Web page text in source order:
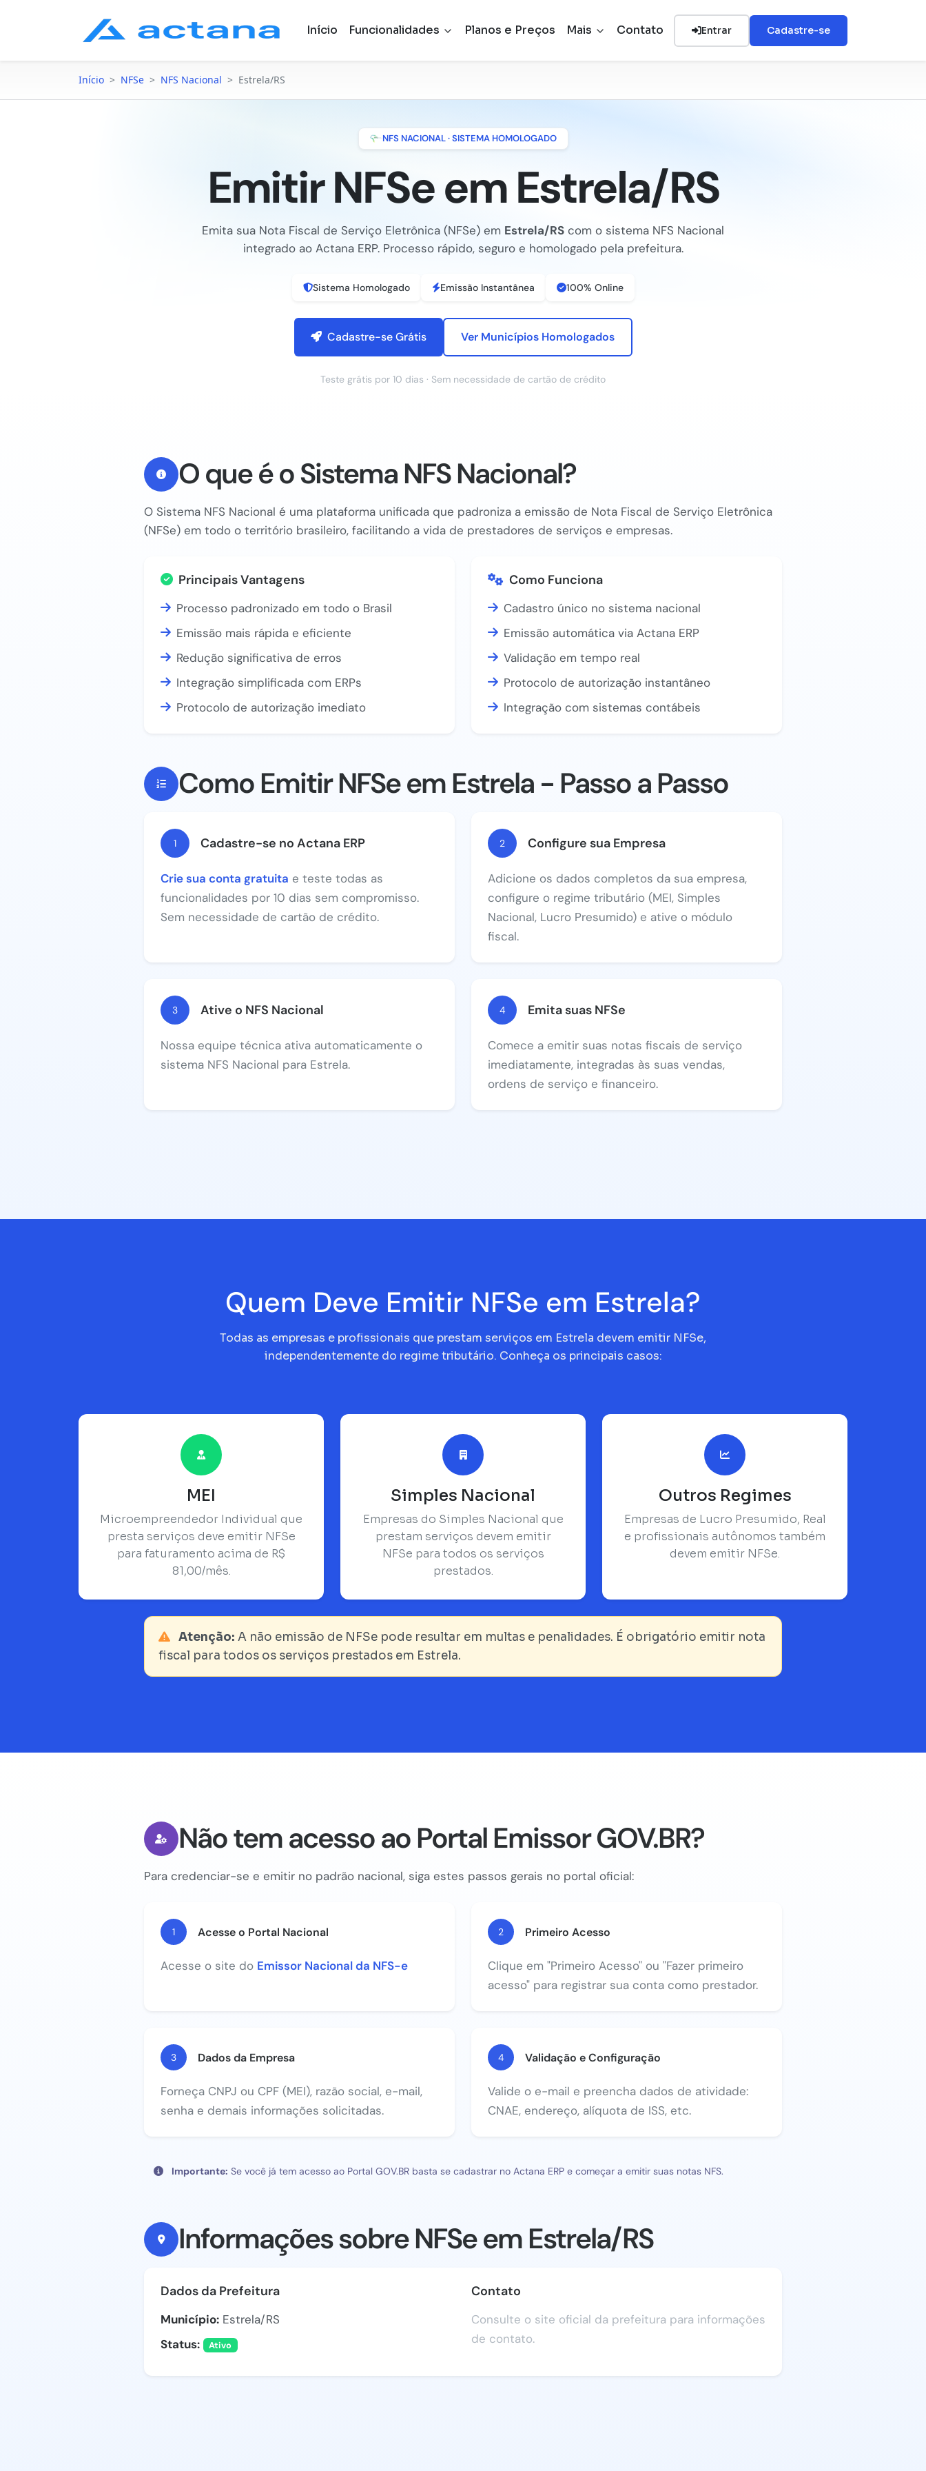
Início Funcionalidades Planos e Preços Mais Contato Entrar Cadastre-se
Início > NFSe > NFS Nacional > Estrela/RS
NFS NACIONAL · SISTEMA HOMOLOGADO
Emitir NFSe em Estrela/RS
Emita sua Nota Fiscal de Serviço Eletrônica (NFSe) em Estrela/RS com o sistema NFS Nacional
integrado ao Actana ERP. Processo rápido, seguro e homologado pela prefeitura.
Sistema Homologado Emissão Instantânea 100% Online
Cadastre-se Grátis Ver Municípios Homologados
Teste grátis por 10 dias · Sem necessidade de cartão de crédito
O que é o Sistema NFS Nacional?
O Sistema NFS Nacional é uma plataforma unificada que padroniza a emissão de Nota Fiscal de Serviço Eletrônica
(NFSe) em todo o território brasileiro, facilitando a vida de prestadores de serviços e empresas.
Principais Vantagens
Processo padronizado em todo o Brasil
Emissão mais rápida e eficiente
Redução significativa de erros
Integração simplificada com ERPs
Protocolo de autorização imediato
Como Funciona
Cadastro único no sistema nacional
Emissão automática via Actana ERP
Validação em tempo real
Protocolo de autorização instantâneo
Integração com sistemas contábeis
Como Emitir NFSe em Estrela - Passo a Passo
1 Cadastre-se no Actana ERP
Crie sua conta gratuita e teste todas as
funcionalidades por 10 dias sem compromisso.
Sem necessidade de cartão de crédito.
2 Configure sua Empresa
Adicione os dados completos da sua empresa,
configure o regime tributário (MEI, Simples
Nacional, Lucro Presumido) e ative o módulo
fiscal.
3 Ative o NFS Nacional
Nossa equipe técnica ativa automaticamente o
sistema NFS Nacional para Estrela.
4 Emita suas NFSe
Comece a emitir suas notas fiscais de serviço
imediatamente, integradas às suas vendas,
ordens de serviço e financeiro.
Quem Deve Emitir NFSe em Estrela?
Todas as empresas e profissionais que prestam serviços em Estrela devem emitir NFSe,
independentemente do regime tributário. Conheça os principais casos:
MEI
Microempreendedor Individual que
presta serviços deve emitir NFSe
para faturamento acima de R$
81,00/mês.
Simples Nacional
Empresas do Simples Nacional que
prestam serviços devem emitir
NFSe para todos os serviços
prestados.
Outros Regimes
Empresas de Lucro Presumido, Real
e profissionais autônomos também
devem emitir NFSe.
Atenção: A não emissão de NFSe pode resultar em multas e penalidades. É obrigatório emitir nota
fiscal para todos os serviços prestados em Estrela.
Não tem acesso ao Portal Emissor GOV.BR?
Para credenciar-se e emitir no padrão nacional, siga estes passos gerais no portal oficial:
1 Acesse o Portal Nacional
Acesse o site do Emissor Nacional da NFS-e
2 Primeiro Acesso
Clique em "Primeiro Acesso" ou "Fazer primeiro
acesso" para registrar sua conta como prestador.
3 Dados da Empresa
Forneça CNPJ ou CPF (MEI), razão social, e-mail,
senha e demais informações solicitadas.
4 Validação e Configuração
Valide o e-mail e preencha dados de atividade:
CNAE, endereço, alíquota de ISS, etc.
Importante: Se você já tem acesso ao Portal GOV.BR basta se cadastrar no Actana ERP e começar a emitir suas notas NFS.
Informações sobre NFSe em Estrela/RS
Dados da Prefeitura
Município: Estrela/RS
Status:
Ativo
Contato
Consulte o site oficial da prefeitura para informações
de contato.